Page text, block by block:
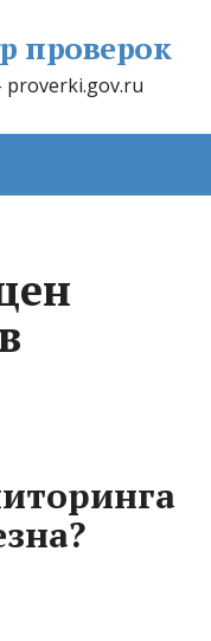
проверок